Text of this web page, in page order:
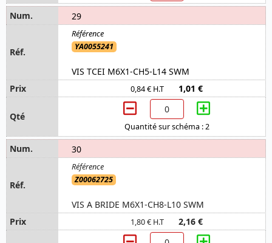
29
YA0055241
VIS TCEI M6X1-CH5-L14 SWM
0,84 € H.T 1,01 €
Quantité sur schéma : 2
30
Z00062725
VIS A BRIDE M6X1-CH8-L10 SWM
1,80 € H.T 2,16 €